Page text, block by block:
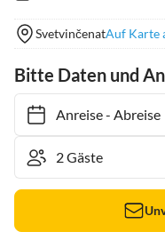
SvetvinčenatAuf Karte
Bitte Daten und
Anreise- Abreise